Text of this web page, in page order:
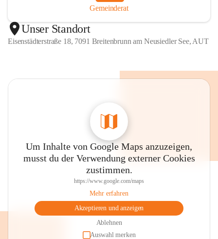
Gemeinderat
Unser Standort
Eisenstädterstraße 18, 7091 Breitenbrunn am Neusiedler See, AUT
Um Inhalte von Google Maps anzuzeigen,
musst du der Verwendung externer Cookies
zustimmen.
https://www.google.com/maps
Mehr erfahren
Akzeptieren und anzeigen
Ablehnen
Auswahl merken